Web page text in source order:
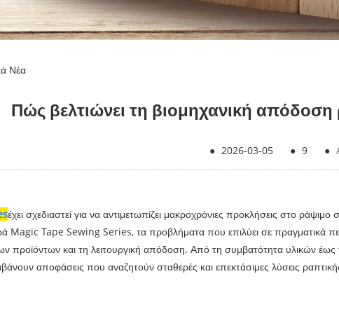
Νέα
Πώς βελτιώνει τη βιομηχανική
● 2026-03-05 ● 9 ●
έχει σχεδιαστεί για να αντιμετωπίζει μακροχρόνιες προκλήσεις στο
Magic Tape Sewing Series, τα προβλήματα που επιλύει σε πραγματικά
προϊόντων και τη λειτουργική απόδοση. Από τη συμβατότητα υλικών
αποφάσεις που αναζητούν σταθερές και επεκτάσιμες λύσεις